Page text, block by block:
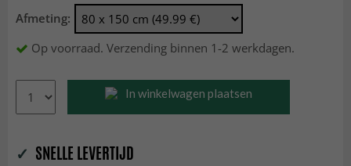
Afmeting:
Op voorraad. Verzending binnen 1-2 werkdagen.
In winkelwagen plaatsen
✓ SNELLE LEVERTIJD